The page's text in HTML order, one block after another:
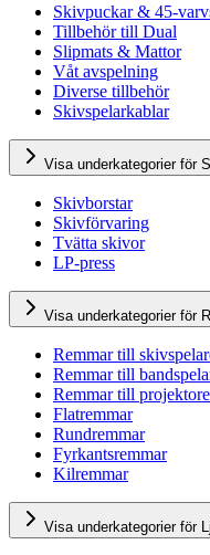
Skivpuckar & 45-
Tillbehör till Dual
Slipmats & Mattor
Våt avspelning
Diverse tillbehör
Skivspelarkablar
Visa underkategorier för
Skivborstar
Skivförvaring
Tvätta skivor
LP-press
Visa underkategorier för
Remmar till
Remmar till
Remmar till
Flatremmar
Rundremmar
Fyrkantsremmar
Kilremmar
Visa underkategorier för